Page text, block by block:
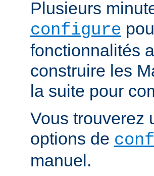
Plusieurs
configure
fonctionnalités
construire les
la suite pour
Vous trouverez
options de
manuel.